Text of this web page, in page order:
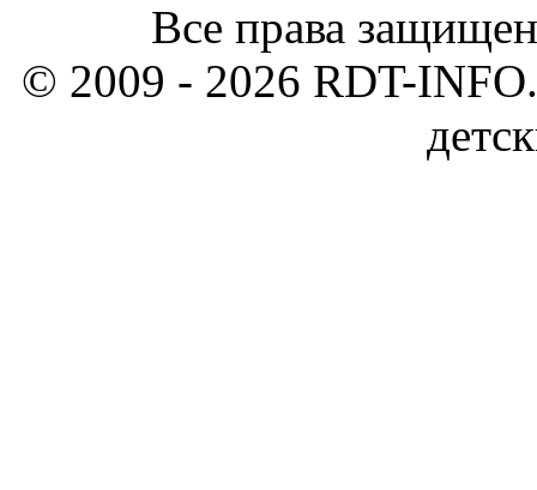
Все права
© 2009 - 2026 RDT-